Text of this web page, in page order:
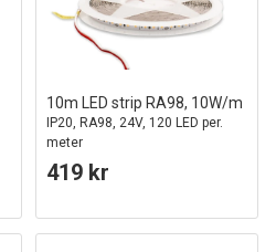
10m LED strip RA98, 10W/m
IP20, RA98, 24V, 120 LED per.
meter
419 kr